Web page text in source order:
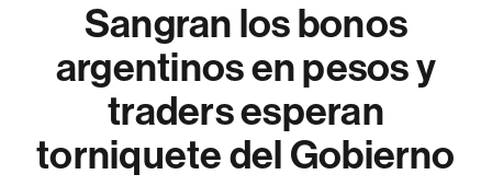
Sangran los bonos
argentinos en pesos y
traders esperan
torniquete del Gobierno